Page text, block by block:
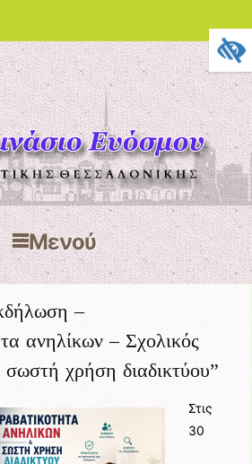
Ευόσμου
Δ/ΝΣΗ Β'ΘΜΙΑΣ
ΕΚΠΑΊΔΕΥΣΗΣ
Μενού
–
ανηλίκων – Σχολικός
σωστή χρήση διαδικτύου”
Στις
30